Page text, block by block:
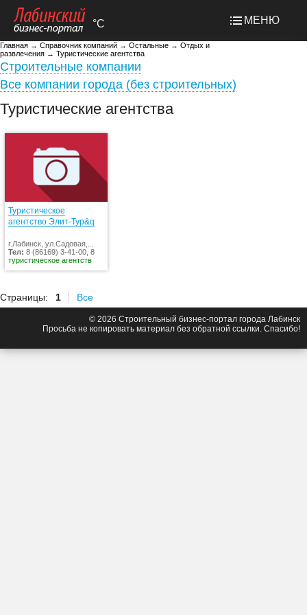
°C МЕНЮ
Главная → Справочник компаний → Остальные → Отдых и
развлечения → Туристические агентства
Строительные компании
Все компании города (без строительных)
Туристические агентства
Туристическое
агентство Элит-Тур&q
г.Лабинск, ул.Садовая,...
Тел: 8 (86169) 3-41-00, 8
туристическое агентств
Страницы: 1 Все
© 2026 Строительный бизнес-портал города Лабинск
Просьба не копировать материал без обратной ссылки. Спасибо!